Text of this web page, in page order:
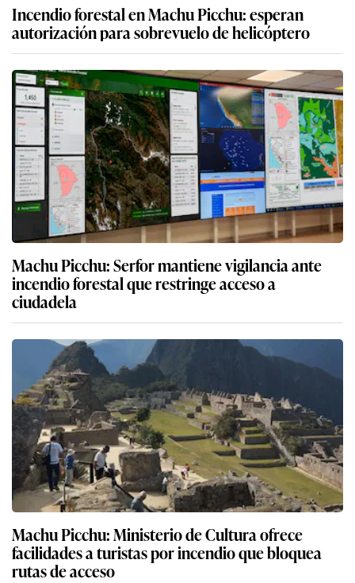
Incendio forestal en Machu Picchu: esperan
autorización para sobrevuelo de helicóptero
Machu Picchu: Serfor mantiene vigilancia ante
incendio forestal que restringe acceso a
ciudadela
Machu Picchu: Ministerio de Cultura ofrece
facilidades a turistas por incendio que bloquea
rutas de acceso